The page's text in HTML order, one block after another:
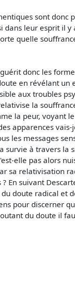
sont donc
dans leur esprit il y
quelle
donc les
en révélant un
aux troubles
la
la peur, voyant
apparences vais-
les messages
survie à travers la
elle pas alors
sa relativisation
? En suivant
doute radical et
pour discerner
du doute il